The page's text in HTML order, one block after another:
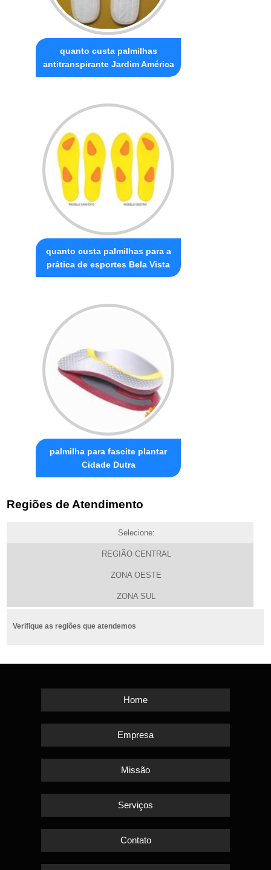
quanto custa palmilhas
antitranspirante Jardim América
quanto custa palmilhas para a
prática de esportes Bela Vista
palmilha para fascite plantar
Cidade Dutra
Regiões de Atendimento
Selecione:
REGIÃO CENTRAL
ZONA OESTE
ZONA SUL
Verifique as regiões que atendemos
Home
Empresa
Missão
Serviços
Contato